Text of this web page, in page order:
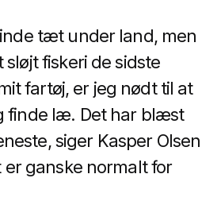
tæt under land, men
fiskeri de sidste
fartøj, er jeg nødt til at
finde læ. Det har blæst
siger Kasper Olsen
er ganske normalt for